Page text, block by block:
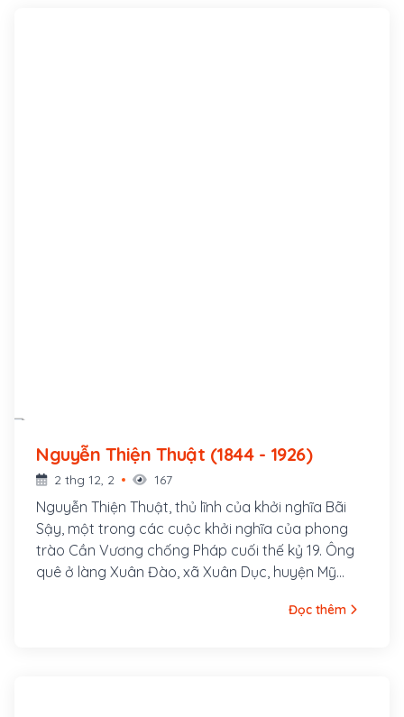
Nguyễn Thiện Thuật (1844 - 1926)
2 thg 12, 2 167
Nguyễn Thiện Thuật, thủ lĩnh của khởi nghĩa Bãi
Sậy, một trong các cuộc khởi nghĩa của phong
trào Cần Vương chống Pháp cuối thế kỷ 19. Ông
quê ở làng Xuân Đào, xã Xuân Dục, huyện Mỹ
đình nhà nho nghèo, là hậu duệ đời thứ 30 của
Đọc thêm